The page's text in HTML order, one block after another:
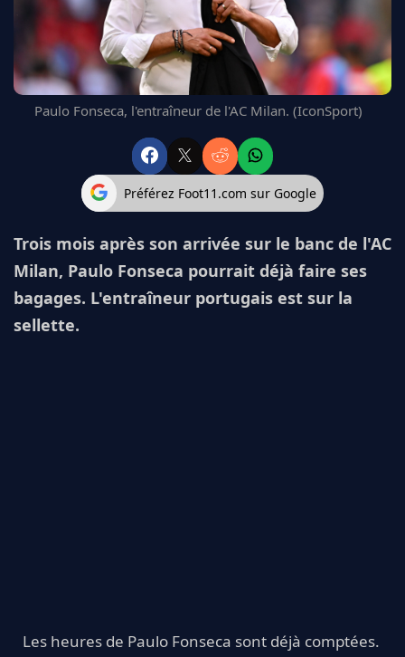
CHELSEA
ARSENAL
BAYERN
L'AVIS DE LA RÉDAC'
Paulo Fonseca, l'entraîneur de l'AC Milan. (IconSport)
Préférez Foot11.com sur Google
Trois mois après son arrivée sur le banc de l'AC
Milan, Paulo Fonseca pourrait déjà faire ses
bagages. L'entraîneur portugais est sur la
sellette.
Les heures de Paulo Fonseca sont déjà comptées.